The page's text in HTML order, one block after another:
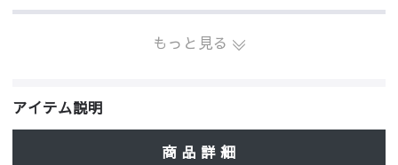
もっと見る
アイテム説明
商 品 詳 細